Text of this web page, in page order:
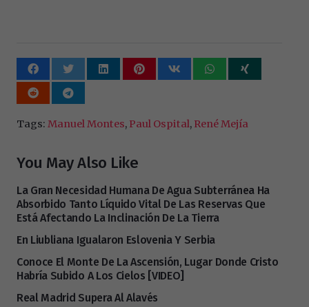
Tags: Manuel Montes, Paul Ospital, René Mejía
You May Also Like
La Gran Necesidad Humana De Agua Subterránea Ha
Absorbido Tanto Líquido Vital De Las Reservas Que
Está Afectando La Inclinación De La Tierra
En Liubliana Igualaron Eslovenia Y Serbia
Conoce El Monte De La Ascensión, Lugar Donde Cristo
Habría Subido A Los Cielos [VIDEO]
Real Madrid Supera Al Alavés